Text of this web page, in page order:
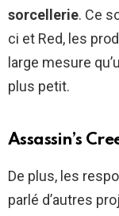
sorcellerie. Ce
ci et Red, les
large mesure
plus petit.
Assassin’s
De plus, les
parlé d’autres